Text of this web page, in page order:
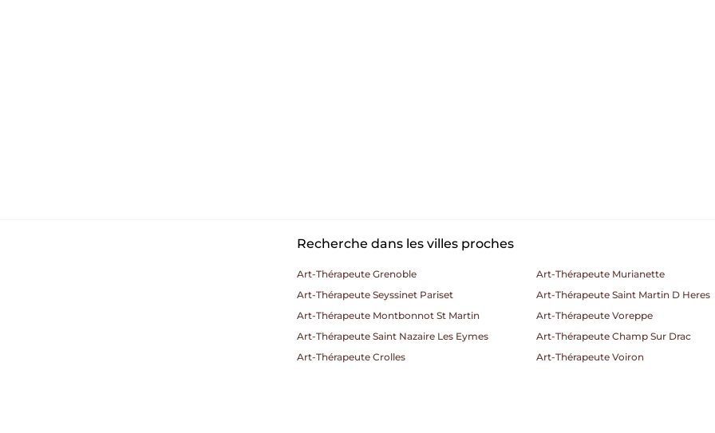
Recherche dans les villes proches
Art-Thérapeute Grenoble
Art-Thérapeute Murianette
Art-Thérapeute Seyssinet Pariset
Art-Thérapeute Saint Martin D Heres
Art-Thérapeute Montbonnot St Martin
Art-Thérapeute Voreppe
Art-Thérapeute Saint Nazaire Les Eymes
Art-Thérapeute Champ Sur Drac
Art-Thérapeute Crolles
Art-Thérapeute Voiron